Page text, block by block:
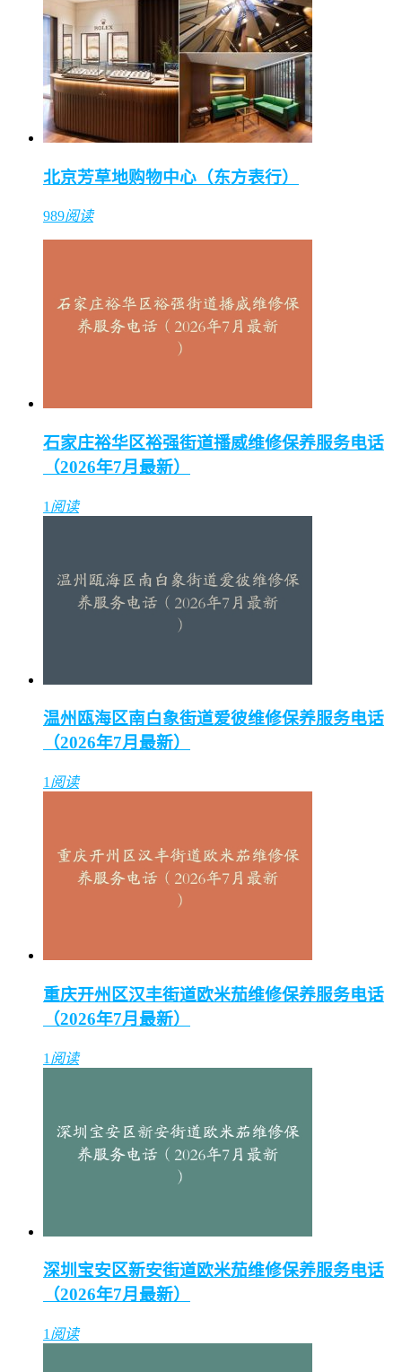
北京芳草地购物中心（东方表行）
989阅读
石家庄裕华区裕强街道播威维修保养服务电话
（2026年7月最新）
1 阅读
温州瓯海区南白象街道爱彼维修保养服务电话
（2026年7月最新）
1 阅读
重庆开州区汉丰街道欧米茄维修保养服务电话
（2026年7月最新）
1 阅读
深圳宝安区新安街道欧米茄维修保养服务电话
（2026年7月最新）
1 阅读